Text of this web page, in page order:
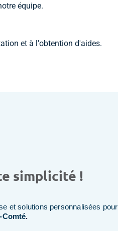
équipe.
et à l'obtention d'aides.
simplicité !
et solutions personnalisées pour